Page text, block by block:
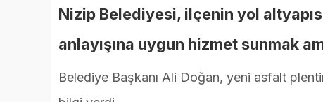
Nizip Belediyesi, ilçenin yol
anlayışına uygun hizmet sunmak
Belediye Başkanı Ali Doğan, yeni asfalt